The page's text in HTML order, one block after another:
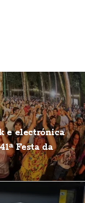
e electrónica
Festa da